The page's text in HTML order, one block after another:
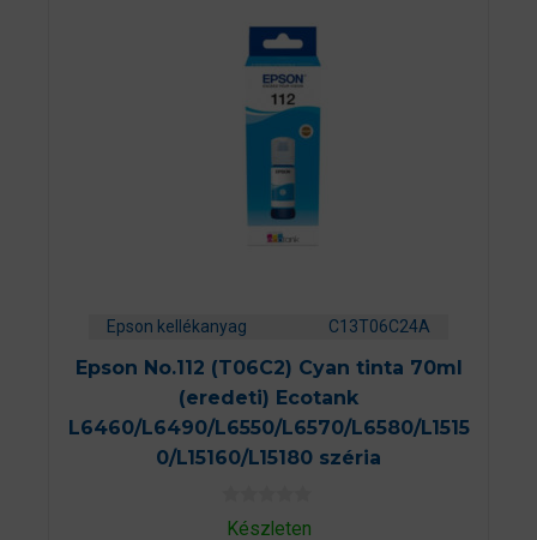
Epson kellékanyag C13T06C24A
Epson No.112 (T06C2) Cyan tinta 70ml
(eredeti) Ecotank
L6460/L6490/L6550/L6570/L6580/L1515
0/L15160/L15180 széria
0
aKészleten